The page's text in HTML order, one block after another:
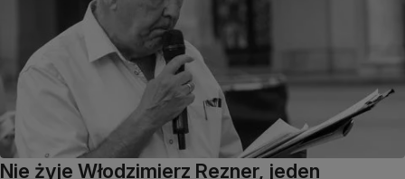
Nie żyje Włodzimierz Rezner, jeden